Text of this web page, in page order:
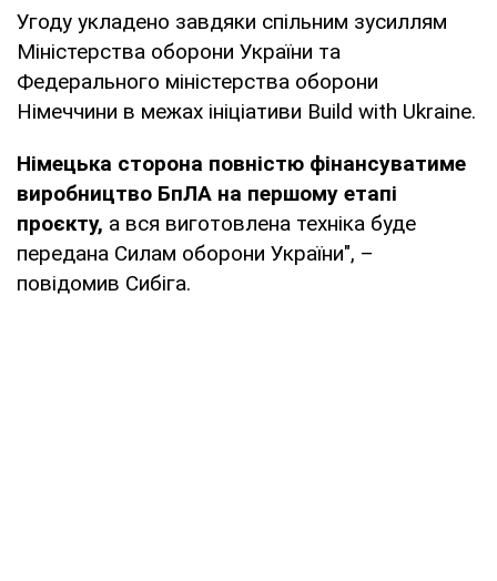
Угоду укладено завдяки спільним зусиллям
Міністерства оборони України та
Федерального міністерства оборони
Німеччини в межах ініціативи Build with Ukraine.
Німецька сторона повністю фінансуватиме
виробництво БпЛА на першому етапі
проєкту, а вся виготовлена техніка буде
передана Силам оборони України", –
повідомив Сибіга.